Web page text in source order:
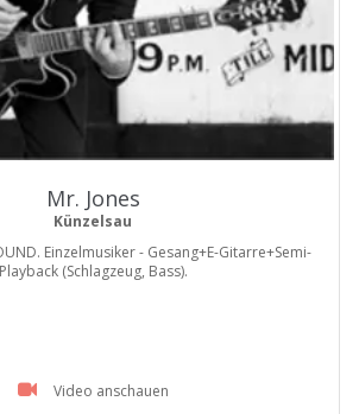
Mr. Jones
Künzelsau
Einzelmusiker - Gesang+E-Gitarre+Semi-
Playback (Schlagzeug, Bass).
Video anschauen